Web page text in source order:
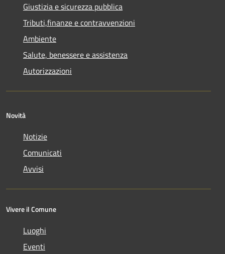
Giustizia e sicurezza pubblica
Tributi,finanze e contravvenzioni
Ambiente
Salute, benessere e assistenza
Autorizzazioni
Novità
Notizie
Comunicati
Avvisi
Vivere il Comune
Luoghi
Eventi